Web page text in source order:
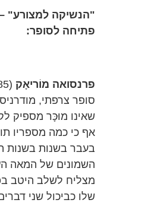
"הנשיקה למצורע" –
פתיחה לסופר:
פרנסואה מוֹריאָק
סופר צרפתי,
שאינו מוּכָּר מספיק
אף כי כמה מספריו
בעבר בשנות בשנות
השמונים של המאה
מצליח לשלב היטב
שלו כביכול שני